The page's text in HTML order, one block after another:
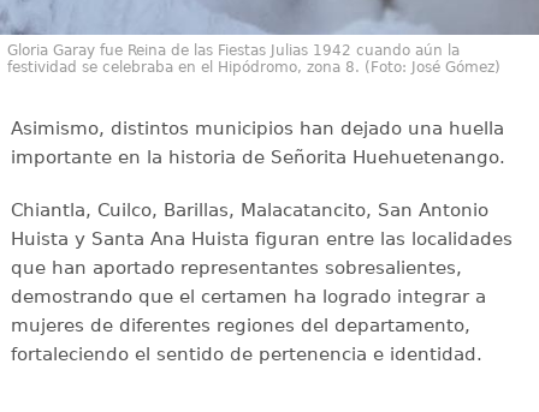
Gloria Garay fue Reina de las Fiestas Julias 1942 cuando aún la
festividad se celebraba en el Hipódromo, zona 8. (Foto: José Gómez)
Asimismo, distintos municipios han dejado una huella
importante en la historia de Señorita Huehuetenango.
Chiantla, Cuilco, Barillas, Malacatancito, San Antonio
Huista y Santa Ana Huista figuran entre las localidades
que han aportado representantes sobresalientes,
demostrando que el certamen ha logrado integrar a
mujeres de diferentes regiones del departamento,
fortaleciendo el sentido de pertenencia e identidad.